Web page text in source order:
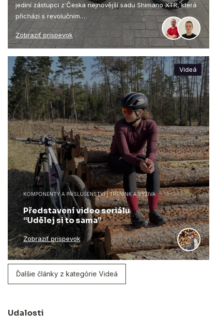
jediní zástupci z Česka nejnovější sadu Shimano XTR, která
přichází s revolučním…
Zobraziť príspevok
Videá
KOMPONENTY A PŘÍSLUŠENSTVÍ | TRÉNINK A VÝŽIVA
Představení video seriálu
“Udělej si to sama”
Zobraziť príspevok
Ďalšie články z kategórie Videá
Udalosti